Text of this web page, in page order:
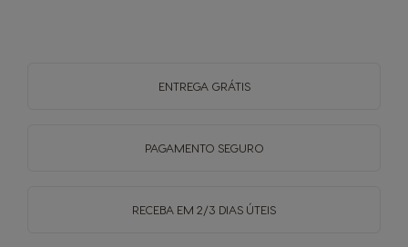
ENTREGA GRÁTIS
PAGAMENTO SEGURO
RECEBA EM 2/3 DIAS ÚTEIS